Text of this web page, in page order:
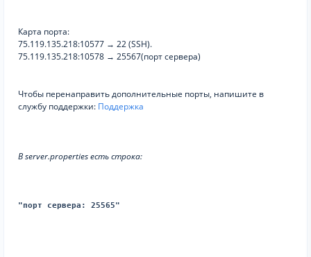
Карта порта:
75.119.135.218:10577 → 22 (SSH).
75.119.135.218:10578 → 25567(порт сервера)
Чтобы перенаправить дополнительные порты, напишите в
службу поддержки: Поддержка
В server.properties есть строка:
"порт сервера: 25565"